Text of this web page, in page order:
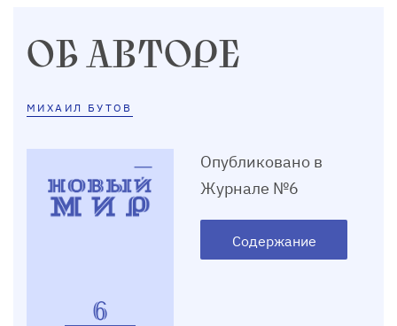
ОБ АВТОРЕ
МИХАИЛ БУТОВ
6
Опубликовано в
Журнале №6
Содержание